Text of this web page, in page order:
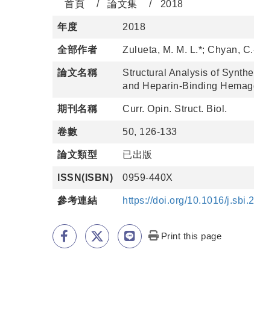
首頁 論文集 2018
年度 2018
全部作者 Zulueta, M. M. L.*; Chyan,
論文名稱
Structural Analysis of
and Heparin-Binding
期刊名稱 Curr. Opin. Struct. Biol.
卷數 50, 126-133
論文類型 已出版
ISSN(ISBN) 0959-440X
參考連結 https://doi.org/10.1016/
Print this page